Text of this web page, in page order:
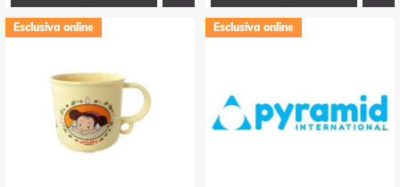
Esclusiva online Esclusiva online